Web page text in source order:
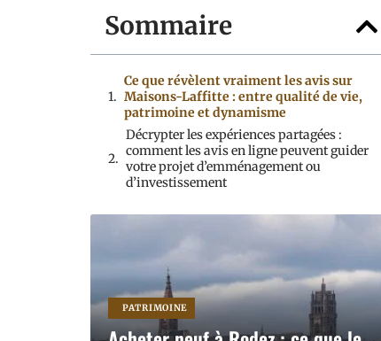
Sommaire
Ce que révèlent vraiment les avis sur
Maisons-Laffitte : entre qualité de vie,
patrimoine et dynamisme
Décrypter les expériences partagées :
comment les avis en ligne peuvent guider
votre projet d’emménagement ou
d’investissement
PATRIMOINE